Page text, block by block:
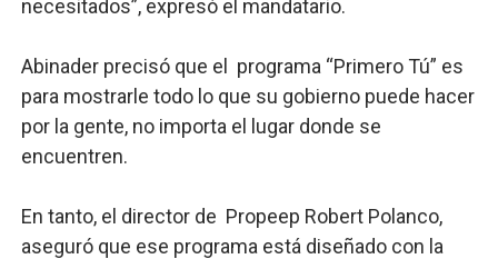
necesitados”, expresó el mandatario.
Abinader precisó que el programa “Primero Tú” es
para mostrarle todo lo que su gobierno puede hacer
por la gente, no importa el lugar donde se
encuentren.
En tanto, el director de Propeep Robert Polanco,
aseguró que ese programa está diseñado con la